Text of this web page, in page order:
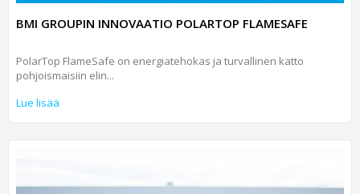
BMI GROUPIN INNOVAATIO POLARTOP FLAMESAFE
PolarTop FlameSafe on energiatehokas ja turvallinen katto
pohjoismaisiin elin...
Lue lisää